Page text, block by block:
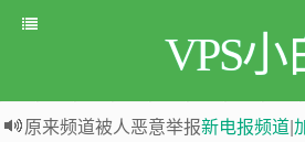
VPS小
原来频道被人恶意举报新电报频道|